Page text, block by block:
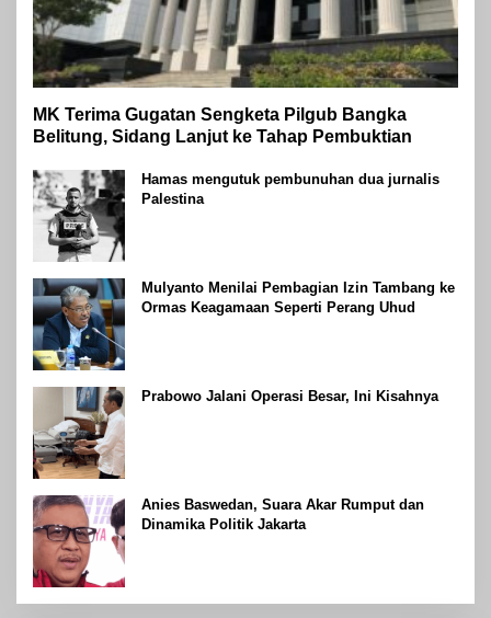
MK Terima Gugatan Sengketa Pilgub Bangka
Belitung, Sidang Lanjut ke Tahap Pembuktian
Hamas mengutuk pembunuhan dua jurnalis
Palestina
Mulyanto Menilai Pembagian Izin Tambang ke
Ormas Keagamaan Seperti Perang Uhud
Prabowo Jalani Operasi Besar, Ini Kisahnya
Anies Baswedan, Suara Akar Rumput dan
Dinamika Politik Jakarta